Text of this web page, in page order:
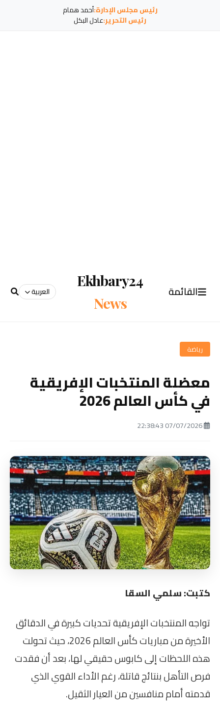
رئيس مجلس الإدارة:أحمد همام
رئيس التحرير:عادل البكل
القائمة
Ekhbary24
News
العربية
رياضة
معضلة المنتخبات الإفريقية
في كأس العالم 2026
كتبت: سلمي السقا
تواجه المنتخبات الإفريقية تحديات كبيرة في الدقائق
الأخيرة من مباريات كأس العالم 2026، حيث تحولت
هذه اللحظات إلى كابوس حقيقي لها، بعد أن فقدت
فرص التأهل بنتائج قاتلة، رغم الأداء القوي الذي
قدمته أمام منافسين من العيار الثقيل.